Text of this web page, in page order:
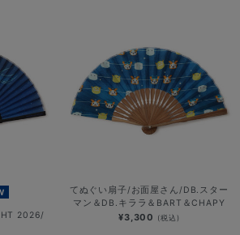
2026/
てぬぐい扇子/お面屋さん/DB.スター
マン＆DB.キララ＆BART＆CHAPY
¥3,300 (税込)